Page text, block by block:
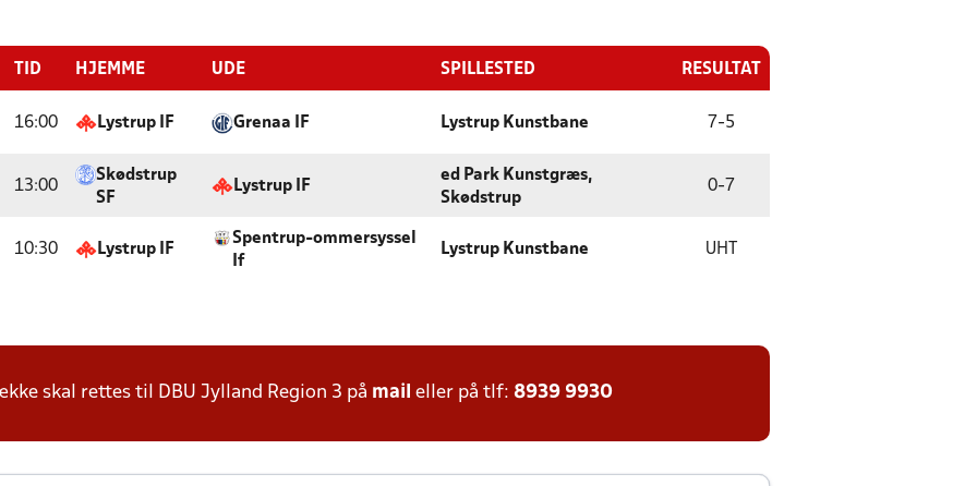
TID HJEMME UDE SPILLESTED RESULTAT
16:00 Lystrup IF Grenaa IF Lystrup Kunstbane 7 -5
13:00
Skødstrup
SF
Lystrup IF
ed Park Kunstgræs,
Skødstrup
0- 7
10:30 Lystrup IF
Spentrup-ommersyssel
If
Lystrup Kunstbane UHT
skal rettes til DBU Jylland Region 3 på mail eller på tlf: 8939 9930